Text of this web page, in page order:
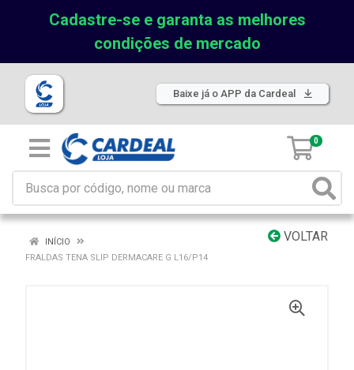
Cadastre-se e garanta as melhores
condições de mercado
Baixe já o APP da Cardeal
0
VOLTAR
INÍCIO
FRALDAS TENA SLIP DERMACARE G L16/P14